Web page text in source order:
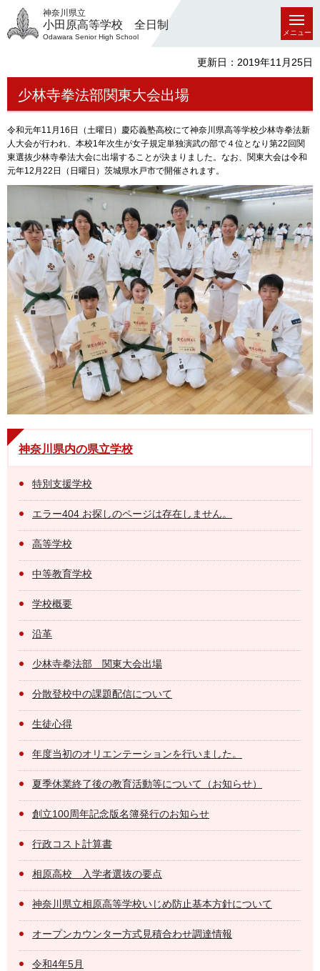
神奈川県立
小田原高等学校 全日制
Odawara Senior High School
メニュー
更新日：2019年11月25日
少林寺拳法部関東大会出場
令和元年11月16日（土曜日）慶応義塾高校にて神奈川県高等学校少林寺拳法新
人大会が行われ、本校1年次生が女子規定単独演武の部で４位となり第22回関
東選抜少林寺拳法大会に出場することが決まりました。なお、関東大会は令和
元年12月22日（日曜日）茨城県水戸市で開催されます。
神奈川県内の県立学校
特別支援学校
エラー404 お探しのページは存在しません。
高等学校
中等教育学校
学校概要
沿革
少林寺拳法部 関東大会出場
分散登校中の課題配信について
生徒心得
年度当初のオリエンテーションを行いました。
夏季休業終了後の教育活動等について（お知らせ）
創立100周年記念版名簿発行のお知らせ
行政コスト計算書
相原高校 入学者選抜の要点
神奈川県立相原高等学校いじめ防止基本方針について
オープンカウンター方式見積合わせ調達情報
令和4年5月